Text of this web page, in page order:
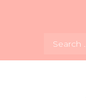
Search